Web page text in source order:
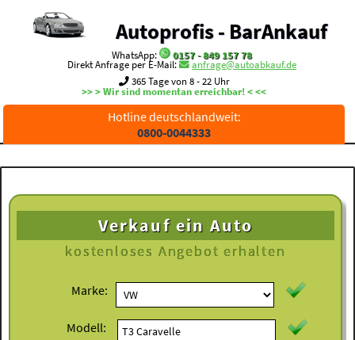
Autoprofis - BarAnkauf
WhatsApp:
0157 - 849 157 78
Direkt Anfrage per E-Mail:
anfrage@autoabkauf.de
365 Tage von 8 - 22 Uhr
>> > Wir sind momentan erreichbar! < <<
Hotline deutschlandweit:
0800-0044333
Verkauf ein Auto
kostenloses Angebot erhalten
Marke:
Modell: